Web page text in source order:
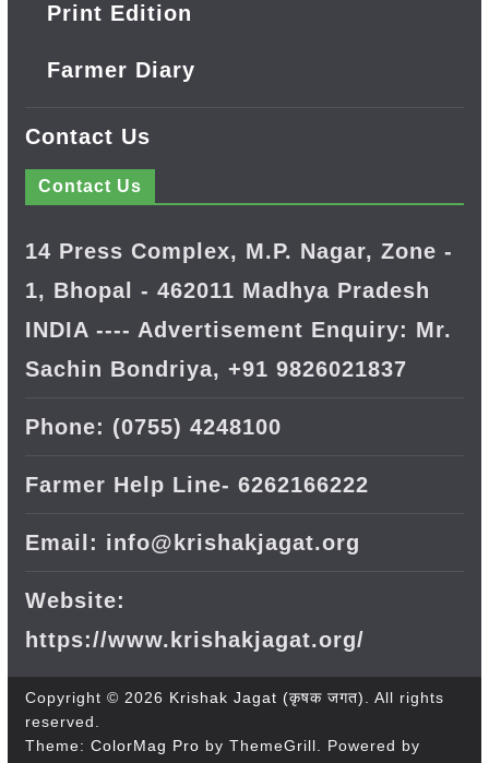
Print Edition
Farmer Diary
Contact Us
Contact Us
14 Press Complex, M.P. Nagar, Zone -
1, Bhopal - 462011 Madhya Pradesh
INDIA ---- Advertisement Enquiry: Mr.
Sachin Bondriya, +91 9826021837
Phone: (0755) 4248100
Farmer Help Line- 6262166222
Email: info@krishakjagat.org
Website:
https://www.krishakjagat.org/
Copyright © 2026 Krishak Jagat (कृषक जगत). All rights
reserved.
Theme: ColorMag Pro by ThemeGrill. Powered by